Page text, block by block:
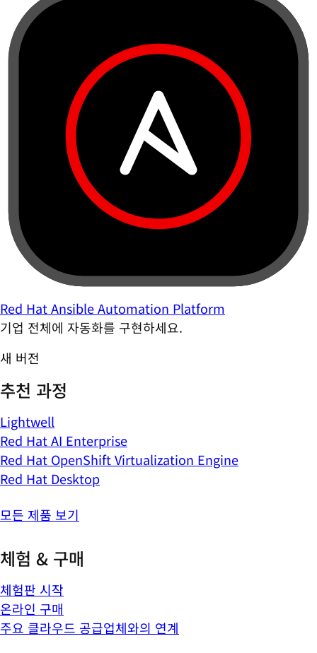
Red Hat Ansible Automation Platform
기업 전체에 자동화를 구현하세요.
새 버전
추천 과정
Lightwell
Red Hat AI Enterprise
Red Hat OpenShift Virtualization Engine
Red Hat Desktop
모든 제품 보기
체험 & 구매
체험판 시작
온라인 구매
주요 클라우드 공급업체와의 연계